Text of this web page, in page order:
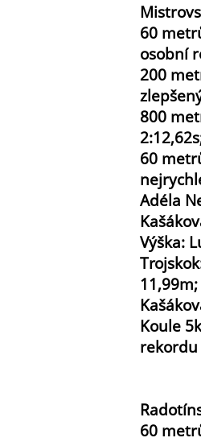
60
osobní
200
800
60
Adéla
Výška:
Koule
rekordu
60